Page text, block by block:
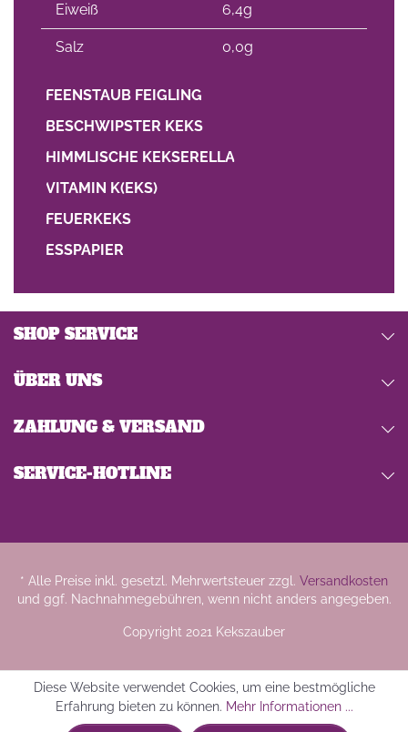
Eiweiß 6,4g
Salz 0,0g
FEENSTAUB FEIGLING
BESCHWIPSTER KEKS
HIMMLISCHE KEKSERELLA
VITAMIN K(EKS)
FEUERKEKS
ESSPAPIER
SERVICE-HOTLINE
SHOP SERVICE
ÜBER UNS
ZAHLUNG & VERSAND
* Alle Preise inkl. gesetzl. Mehrwertsteuer zzgl. Versandkosten
und ggf. Nachnahmegebühren, wenn nicht anders angegeben.
Copyright 2021 Kekszauber
Diese Website verwendet Cookies, um eine bestmögliche
Erfahrung bieten zu können. Mehr Informationen ...